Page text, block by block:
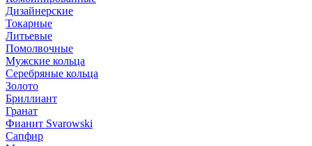
Дизайнерские
Токарные
Литьевые
Помолвочные
Мужские кольца
Серебряные кольца
Золото
Бриллиант
Гранат
Фианит Svarowski
Сапфир